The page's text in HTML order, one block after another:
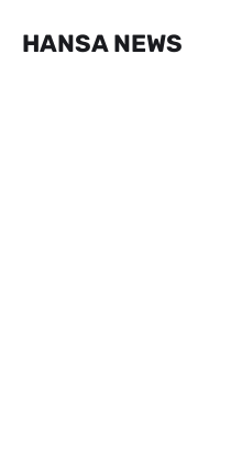
HANSA NEWS